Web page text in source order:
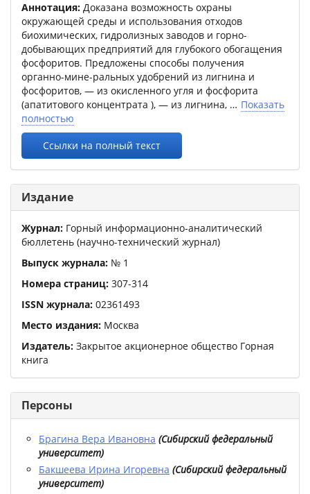
Аннотация: Доказана возможность охраны
окружающей среды и использования отходов
биохимических, гидролизных заводов и горно-
добывающих предприятий для глубокого обогащения
фосфоритов. Предложены способы получения
органно-мине-ральных удобрений из лигнина и
фосфоритов, — из окисленного угля и фосфорита
(апатитового концентрата ), — из лигнина,
Показать
полностью
Ссылки на полный текст
Издание
Журнал: Горный информационно-аналитический
бюллетень (научно-технический журнал)
Выпуск журнала: № 1
Номера страниц: 307-314
ISSN журнала: 02361493
Место издания: Москва
Издатель: Закрытое акционерное общество Горная
книга
Персоны
Брагина Вера Ивановна (Сибирский федеральный
университет)
Бакшеева Ирина Игоревна (Сибирский федеральный
университет)